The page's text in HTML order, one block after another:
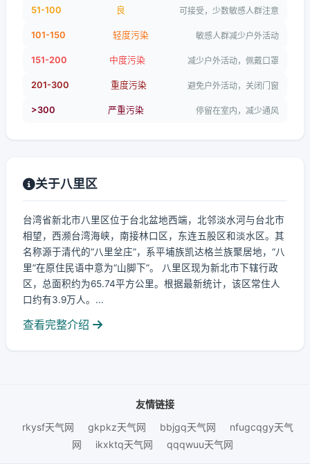
51-100 良 可接受，少数敏感人群注意
101-150 轻度污染 敏感人群减少户外活动
151-200 中度污染 减少户外活动，佩戴口罩
201-300 重度污染 避免户外活动，关闭门窗
>300 严重污染 停留在室内，减少通风
关于八里区
台湾省新北市八里区位于台北盆地西端，北邻淡水河与台北市
相望，西濒台湾海峡，南接林口区，东连五股区和淡水区。其
名称源于清代的“八里坌庄”，系平埔族凯达格兰族聚居地，“八
里”在原住民语中意为“山脚下”。 八里区现为新北市下辖行政
区，总面积约为65.74平方公里。根据最新统计，该区常住人
口约有3.9万人。...
查看完整介绍
友情链接
rkysf天气网
gkpkz天气网 bbjgq天气网
nfugcqgy天气
网
ikxktq天气网 qqqwuu天气网